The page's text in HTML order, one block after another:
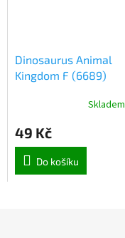
Dinosaurus Animal
Kingdom F (6689)
Skladem
49 Kč
Do košíku